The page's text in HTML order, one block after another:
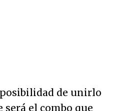
de unirlo
será el combo que